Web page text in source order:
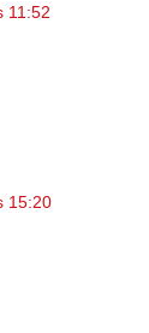
11:52
15:20